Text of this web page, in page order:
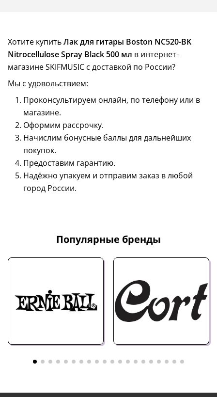
Хотите купитьЛак для гитары Boston NC520-BK
Nitrocellulose Spray Black 500 мл в интернет-
магазине SKIFMUSIC с доставкой по России?
Мы с удовольствием:
Проконсультируем онлайн, по телефону или в
магазине.
Оформим рассрочку.
Начислим бонусные баллы для дальнейших
покупок.
Предоставим гарантию.
Надёжно упакуем и отправим заказ в любой
город России.
Популярные бренды